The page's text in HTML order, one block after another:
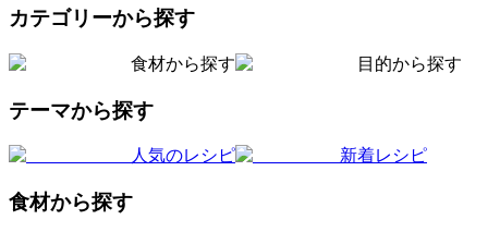
カテゴリーから探す
食材から探す 目的から探す
テーマから探す
人気のレシピ 新着レシピ
食材から探す